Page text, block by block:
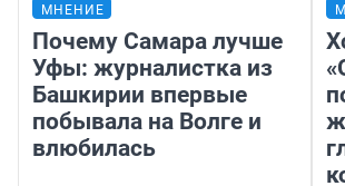
МНЕНИЕ
Почему Самара лучше
Уфы: журналистка из
Башкирии впервые
побывала на Волге и
влюбилась